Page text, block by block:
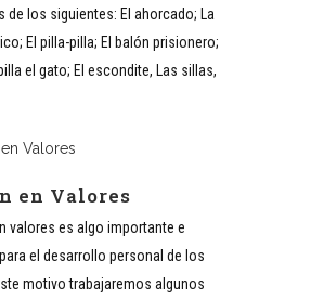
de los siguientes: El ahorcado; La
El pilla-pilla; El balón prisionero;
el gato; El escondite, Las sillas,
en Valores
valores es algo importante e
el desarrollo personal de los
motivo trabajaremos algunos